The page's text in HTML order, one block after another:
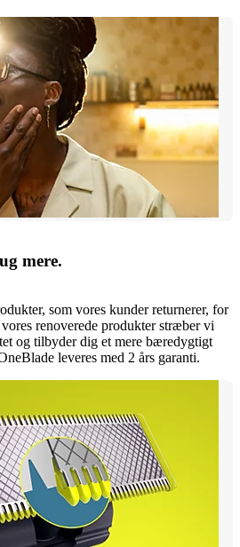
mere.
som vores kunder returnerer, for
renoverede produkter stræber vi
og tilbyder dig et mere bæredygtigt
leveres med 2 års garanti.